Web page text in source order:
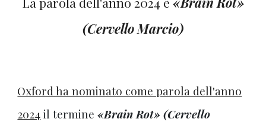
(Cervello Marcio)
Oxford ha nominato come parola dell'anno
2024 il termine«Brain Rot» (Cervello